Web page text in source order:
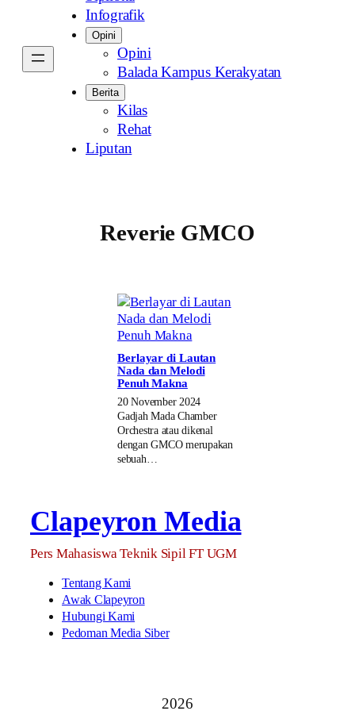
Infografik
Opini
Opini
Balada Kampus Kerakyatan
Berita
Kilas
Rehat
Liputan
Reverie GMCO
Berlayar di Lautan
Nada dan Melodi
Penuh Makna
20 November 2024
Gadjah Mada Chamber
Orchestra atau dikenal
dengan GMCO merupakan
sebuah…
Clapeyron Media
Pers Mahasiswa Teknik Sipil FT UGM
Tentang Kami
Awak Clapeyron
Hubungi Kami
Pedoman Media Siber
2026